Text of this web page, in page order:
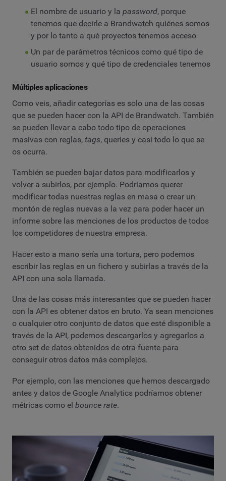
El nombre de usuario y la password, porque
tenemos que decirle a Brandwatch quiénes somos
y por lo tanto a qué proyectos tenemos acceso
Un par de parámetros técnicos como qué tipo de
usuario somos y qué tipo de credenciales tenemos
Múltiples aplicaciones
Como veis, añadir categorías es solo una de las cosas
que se pueden hacer con la API de Brandwatch. También
se pueden llevar a cabo todo tipo de operaciones
masivas con reglas, tags, queries y casi todo lo que se
os ocurra.
También se pueden bajar datos para modificarlos y
volver a subirlos, por ejemplo. Podríamos querer
modificar todas nuestras reglas en masa o crear un
montón de reglas nuevas a la vez para poder hacer un
informe sobre las menciones de los productos de todos
los competidores de nuestra empresa.
Hacer esto a mano sería una tortura, pero podemos
escribir las reglas en un fichero y subirlas a través de la
API con una sola llamada.
Una de las cosas más interesantes que se pueden hacer
con la API es obtener datos en bruto. Ya sean menciones
o cualquier otro conjunto de datos que esté disponible a
través de la API, podemos descargarlos y agregarlos a
otro set de datos obtenidos de otra fuente para
conseguir otros datos más complejos.
Por ejemplo, con las menciones que hemos descargado
antes y datos de Google Analytics podríamos obtener
métricas como el bounce rate.